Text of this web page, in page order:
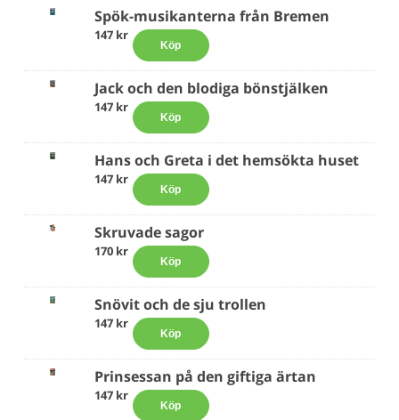
Spök-musikanterna från Bremen
147 kr
Köp
Jack och den blodiga bönstjälken
147 kr
Köp
Hans och Greta i det hemsökta huset
147 kr
Köp
Skruvade sagor
170 kr
Köp
Snövit och de sju trollen
147 kr
Köp
Prinsessan på den giftiga ärtan
147 kr
Köp